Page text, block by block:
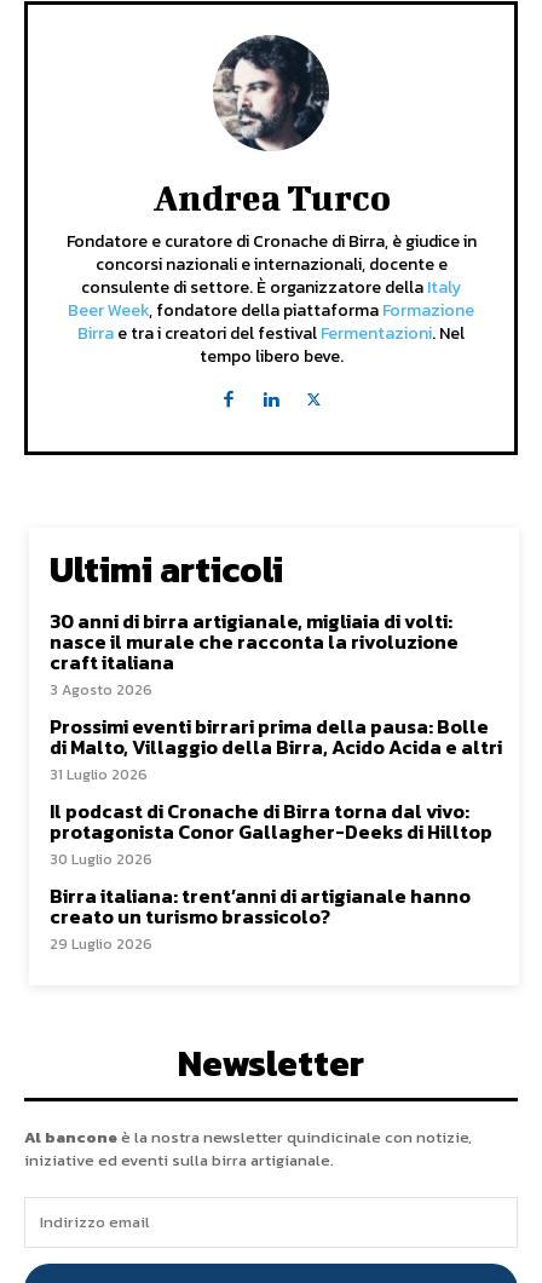
Andrea Turco
Fondatore e curatore di Cronache di Birra, è giudice in
concorsi nazionali e internazionali, docente e
consulente di settore. È organizzatore dellaItaly
Beer Week, fondatore della piattaformaFormazione
Birrae tra i creatori del festivalFermentazioni. Nel
tempo libero beve.
Ultimi articoli
30 anni di birra artigianale, migliaia di volti:
nasce il murale che racconta la rivoluzione
craft italiana
3 Agosto 2026
Prossimi eventi birrari prima della pausa: Bolle
di Malto, Villaggio della Birra, Acido Acida e altri
31 Luglio 2026
Il podcast di Cronache di Birra torna dal vivo:
protagonista Conor Gallagher-Deeks di Hilltop
30 Luglio 2026
Birra italiana: trent’anni di artigianale hanno
creato un turismo brassicolo?
29 Luglio 2026
Newsletter
Al banconeè la nostra newsletter quindicinale con notizie,
iniziative ed eventi sulla birra artigianale.